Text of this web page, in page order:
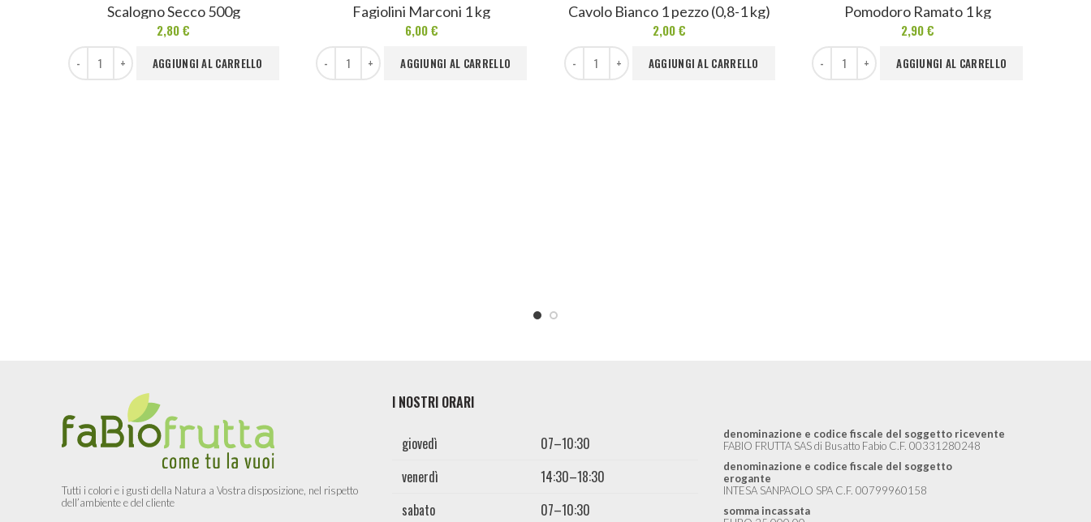
Scalogno Secco 500g
2,80€
Scalogno Secco 500g quantità
AGGIUNGI AL CARRELLO
Fagiolini Marconi 1 kg
6,00€
Fagiolini Marconi 1 kg quantità
AGGIUNGI AL CARRELLO
Cavolo Bianco 1 pezzo (0,8-1 kg)
2,00€
Cavolo Bianco 1 pezzo (0,8-1 kg) quantità
AGGIUNGI AL CARRELLO
Pomodoro Ramato 1 kg
2,90€
Pomodoro Ramato 1 kg quantità
AGGIUNGI AL CARRELLO
Tutti i colori e i gusti della Natura a Vostra disposizione, nel rispetto
dell’ambiente e del cliente
I NOSTRI ORARI
giovedì
07–10:30
venerdì
14:30–18:30
sabato
07–10:30
denominazione e codice fiscale del soggetto ricevente
FABIO FRUTTA SAS di Busatto Fabio C.F. 00331280248
denominazione e codice fiscale del soggetto
erogante
INTESA SANPAOLO SPA C.F. 00799960158
somma incassata